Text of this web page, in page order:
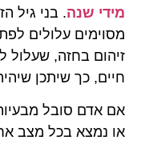
מידי שנה. בני גיל
מסוימים עלולים
זיהום בחזה, שעלול
חיים, כך שיתכן
אם אדם סובל
או נמצא בכל מצב